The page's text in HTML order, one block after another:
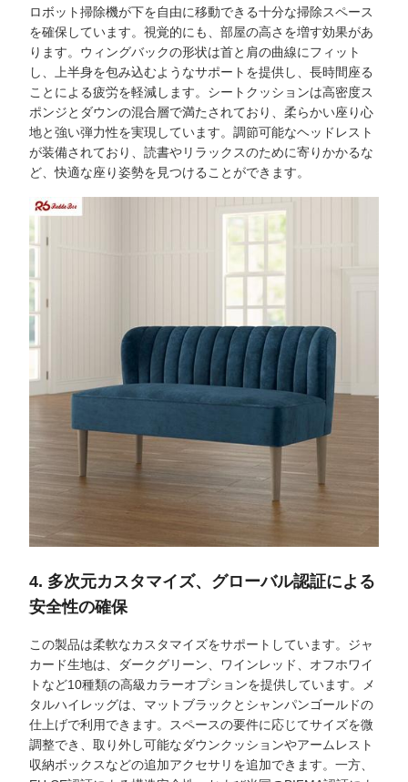
ロボット掃除機が下を自由に移動できる十分な掃除スペース
を確保しています。視覚的にも、部屋の高さを増す効果があ
ります。ウィングバックの形状は首と肩の曲線にフィット
し、上半身を包み込むようなサポートを提供し、長時間座る
ことによる疲労を軽減します。シートクッションは高密度ス
ポンジとダウンの混合層で満たされており、柔らかい座り心
地と強い弾力性を実現しています。調節可能なヘッドレスト
が装備されており、読書やリラックスのために寄りかかるな
ど、快適な座り姿勢を見つけることができます。
4. 多次元カスタマイズ、グローバル認証による
安全性の確保
この製品は柔軟なカスタマイズをサポートしています。ジャ
カード生地は、ダークグリーン、ワインレッド、オフホワイ
トなど10種類の高級カラーオプションを提供しています。メ
タルハイレッグは、マットブラックとシャンパンゴールドの
仕上げで利用できます。スペースの要件に応じてサイズを微
調整でき、取り外し可能なダウンクッションやアームレスト
収納ボックスなどの追加アクセサリを追加できます。一方、